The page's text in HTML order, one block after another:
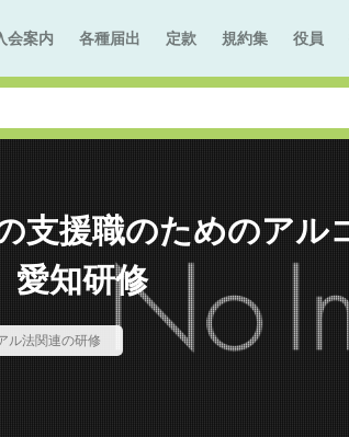
会案内 各種届出 定款 規約集 役員
援職のためのアル
知研修
ル法関連の研修